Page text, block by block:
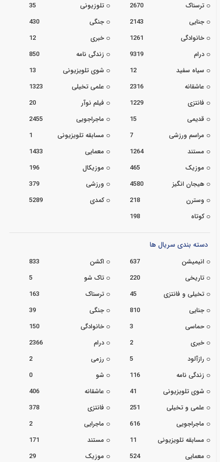
ترسناک
2670 تلوزیونی
35
جنایی
2143 جنگی
430
خانوادگی
1261 خبری
12
درام
9319 زندگی نامه
850
سیاه سفید
12 شوی تلویزیونی
13
عاشقانه
2316 علمی تخیلی
1323
فانتزی
1229 فیلم نوآر
20
قدیمی
15 ماجراجویی
2455
مراسم ورزشی
7 مسابقه تلویزیونی
1
مستند
1264 معمایی
1433
موزیک
465 موزیکال
196
هیجان انگیز
4580 ورزشی
379
وسترن
218 کمدی
5289
کوتاه
198
دسته بندی سریال ها
انیمیشن 637 اکشن
833
تاریخی
220 تاک شو
5
تخیلی و فانتزی
45 ترسناک
163
جنایی
810 جنگی
39
حماسی
3 خانوادگی
150
خبری
2 درام
2366
رازآلود
5 رزمی
2
زندگی نامه
116 شو
0
شوی تلویزیونی
41 عاشقانه
406
علمی و تخیلی
251 فانتزی
378
ماجراجویی
616 ماجرایی
2
مسابقه تلویزیونی
11 مستند
171
معمایی
524 موزیک 29